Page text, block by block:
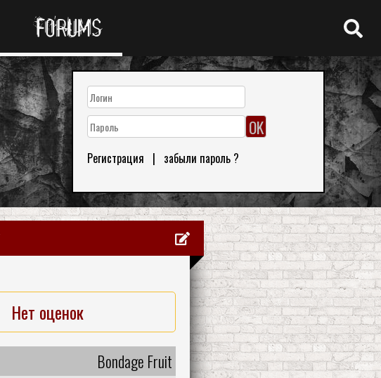
FORUMS
Регистрация | забыли пароль ?
Нет оценок
Bondage Fruit